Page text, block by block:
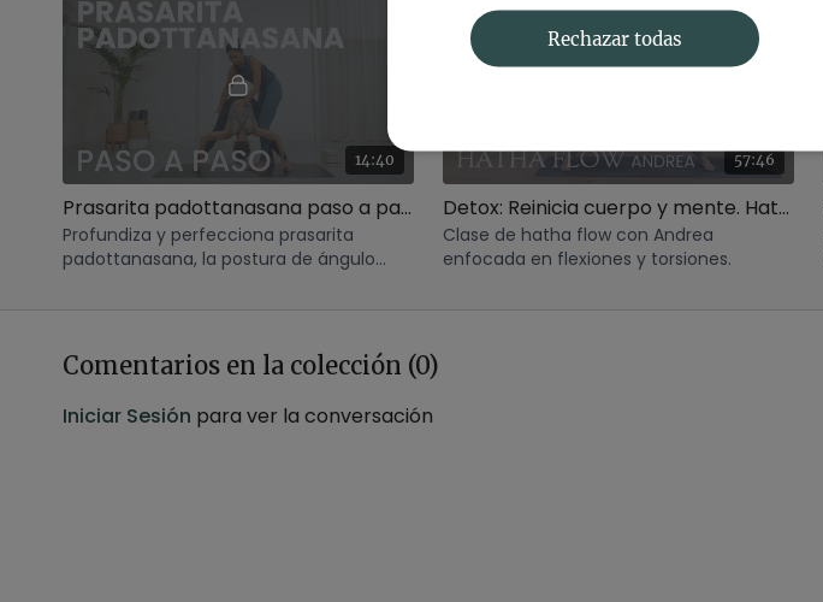
14:40
Prasarita padottanasana paso a paso, postura de ángulo ancho extendido
Profundiza y perfecciona prasarita
padottanasana, la postura de ángulo
57:46
Detox: Reinicia cuerpo y mente. Hatha con Andrea
Clase de hatha flow con Andrea
enfocada en flexiones y torsiones.
Comentarios en la colección (0)
Iniciar Sesión para ver la conversación
Rechazar todas